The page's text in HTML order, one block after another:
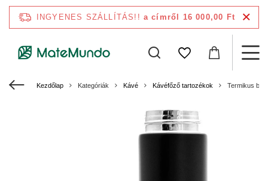
INGYENES SZÁLLÍTÁS!! a címről 16 000,00 Ft
Kezdőlap Kategóriák Kávé Kávéfőző tartozékok Termikus